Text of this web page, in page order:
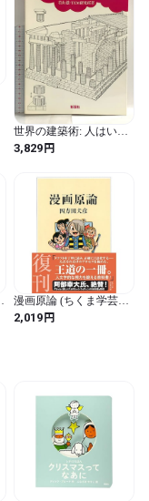
世界の建築術: 人はいか
に建築してきたか (建築
の絵本) 彰国社 若山 滋
3,829円
漫画原論 (ちくま学芸文
庫 ヨ 6-1)
2,019円